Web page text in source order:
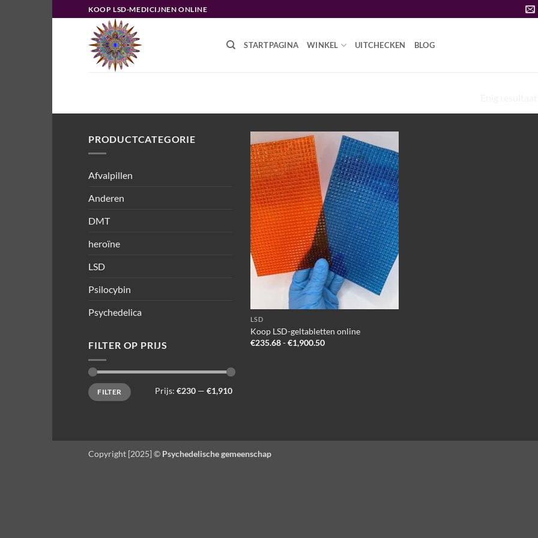
naar
KOOP LSD-MEDICIJNEN ONLINE
STARTPAGINA WINKEL UITCHECKEN BLOG
PRODUCTCATEGORIE
Afvalpillen
Anderen
DMT
heroïne
LSD
Psilocybin
Psychedelica
FILTER OP PRIJS
Min.
prijs
Max.
prijsFILTER Prijs: €230 — €1,910
Add to
wishlist
LSD
Koop LSD-geltabletten online
€235.68-€1,900.50Prijsklasse:
Copyright [2025] © Psychedelische gemeenschap